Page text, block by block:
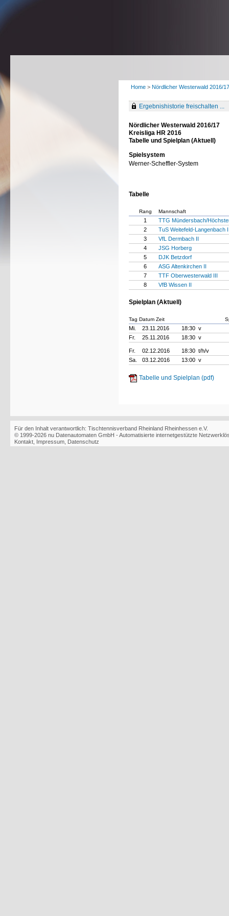
Home > Nördlicher Westerwald 2016/
Ergebnishistorie freischalten ...
Nördlicher Westerwald 2016/17
Kreisliga HR 2016
Tabelle und Spielplan (Aktuell)
Spielsystem
Werner-Scheffler-System
Tabelle
Rang Mannschaft
1
TTG Mündersbach/
2
TuS Weitefeld-Langenbach
3
VfL Dermbach II
4
JSG Horberg
5
DJK Betzdorf
6
ASG Altenkirchen II
7
TTF Oberwesterwald III
8
VfB Wissen II
Spielplan (Aktuell)
Tag Datum Zeit
Mi. 23.11.2016
18:30 v
Fr.
25.11.2016 18:30 v
Fr. 02.12.2016
18:30 t/h/v
Sa.
03.12.2016 13:00 v
Tabelle und Spielplan (pdf)
Für den Inhalt verantwortlich: Tischtennisverband Rheinland Rheinhessen e.V.
© 1999-2026 nu Datenautomaten GmbH - Automatisierte internetgestützte
Kontakt Impressum Datenschutz